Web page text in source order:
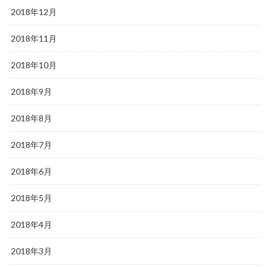
2018年12月
2018年11月
2018年10月
2018年9月
2018年8月
2018年7月
2018年6月
2018年5月
2018年4月
2018年3月